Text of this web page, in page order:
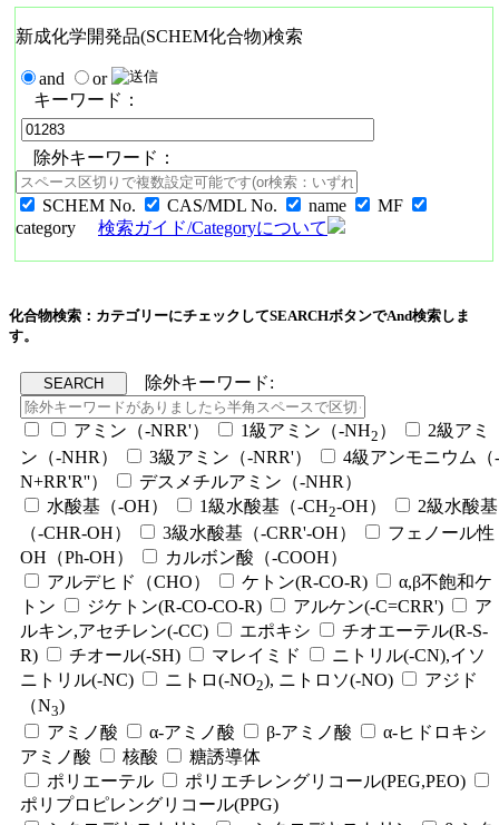
新成化学開発品(SCHEM化合物)検索
and
or
キーワード：
除外キーワード：
SCHEM No. CAS/MDL No. name
MF
category
検索ガイド/Categoryについて
化合物検索：カテゴリーにチェックしてSEARCHボタンでAnd検索しま
す。
除外キーワード:
アミン（-NRR'） 1級アミン（-NH2 ）
2級アミ
ン（-NHR）
3級アミン（-NRR'）
4級アンモニウム（-
N+RR'R''）
デスメチルアミン（-NHR）
水酸基（-OH）
1級水酸基（-CH2-OH）
2級水酸基
（-CHR-OH）
3級水酸基（-CRR'-OH）
フェノール性
OH（Ph-OH）
カルボン酸（-COOH）
アルデヒド（CHO）
ケトン(R-CO-R)
α,β不飽和ケ
トン
ジケトン(R-CO-CO-R) アルケン(-C=CRR')
ア
ルキン,アセチレン(-CC)
エポキシ
チオエーテル(R-S-
R)
チオール(-SH) マレイミド
ニトリル(-CN),イソ
ニトリル(-NC)
ニトロ(-NO2), ニトロソ(-NO)
アジド
（N3)
アミノ酸
α-アミノ酸 β-アミノ酸
α-ヒドロキシ
アミノ酸
核酸
糖誘導体
ポリエーテル
ポリエチレングリコール(PEG,PEO)
ポリプロピレングリコール(PPG)